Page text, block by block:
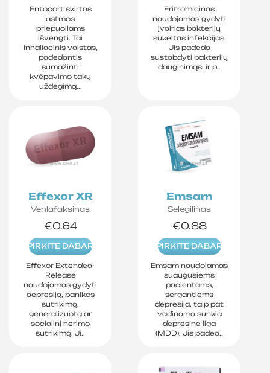
Entocort skirtas
astmos
priepuoliams
išvengti. Tai
inhaliacinis vaistas,
padedantis
sumažinti
kvėpavimo takų
uždegimą...
Eritromicinas
naudojamas gydyti
įvairias bakterijų
sukeltas infekcijas.
Jis padeda
sustabdyti bakterijų
dauginimąsi ir p..
Effexor XR
Venlafaksinas
€0.64
PIRKITE DABAR
Effexor Extended-
Release
naudojamas gydyti
depresiją, panikos
sutrikimą,
generalizuotą ar
socialinį nerimo
sutrikimą. Ji..
Emsam
Selegilinas
€0.88
PIRKITE DABAR
Emsam naudojamas
suaugusiems
pacientams,
sergantiems
depresija, taip pat
vadinama sunkia
depresine liga
(MDD). Jis paded..